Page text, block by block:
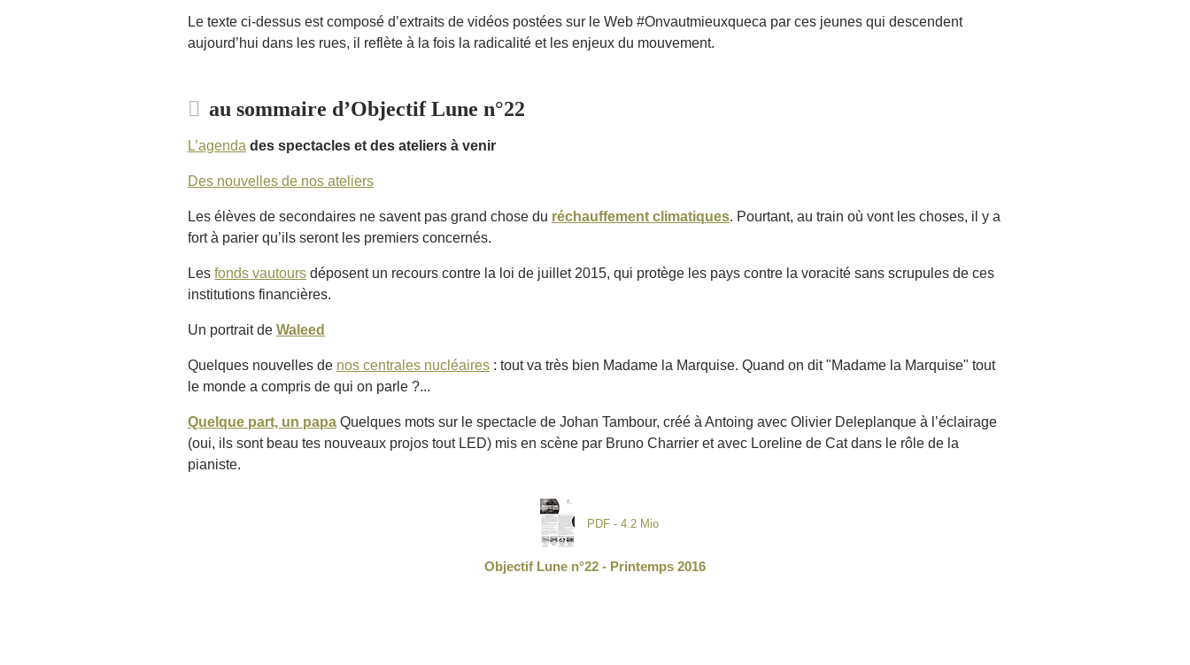
Le texte ci-dessus est composé d’extraits de vidéos postées sur le Web #Onvautmieuxqueca par ces jeunes qui descendent
aujourd’hui dans les rues, il reflète à la fois la radicalité et les enjeux du mouvement.
au sommaire d’Objectif Lune n°22
L’agenda des spectacles et des ateliers à venir
Des nouvelles de nos ateliers
Les élèves de secondaires ne savent pas grand chose du réchauffement climatiques. Pourtant, au train où vont les choses, il y a
fort à parier qu’ils seront les premiers concernés.
Les fonds vautours déposent un recours contre la loi de juillet 2015, qui protège les pays contre la voracité sans scrupules de ces
institutions financières.
Un portrait de Waleed
Quelques nouvelles de nos centrales nucléaires : tout va très bien Madame la Marquise. Quand on dit "Madame la Marquise" tout
le monde a compris de qui on parle ?...
Quelque part, un papa Quelques mots sur le spectacle de Johan Tambour, créé à Antoing avec Olivier Deleplanque à l’éclairage
(oui, ils sont beau tes nouveaux projos tout LED) mis en scène par Bruno Charrier et avec Loreline de Cat dans le rôle de la
pianiste.
PDF - 4.2 Mio
Objectif Lune n°22 - Printemps 2016